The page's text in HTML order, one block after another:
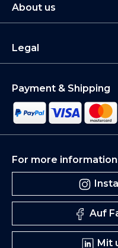
About us
Legal
Payment & Shipping
For more
Auf
Mit